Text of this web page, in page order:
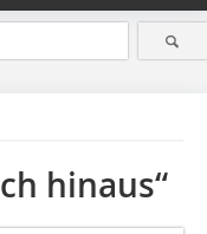
hinaus“